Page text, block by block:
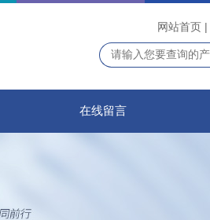
网站首页 |
在线留言